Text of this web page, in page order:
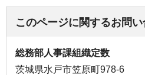
このページに関するお問
総務部人事課組織定数
茨城県水戸市笠原町978-6